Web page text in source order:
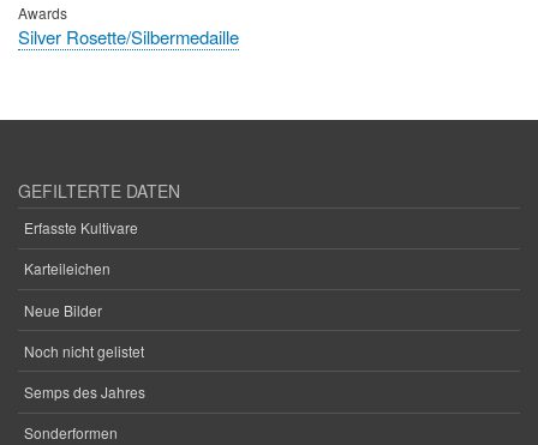
Awards
Silver Rosette/Silbermedaille
GEFILTERTE DATEN
Erfasste Kultivare
Karteileichen
Neue Bilder
Noch nicht gelistet
Semps des Jahres
Sonderformen